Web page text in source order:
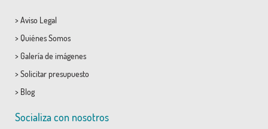
> Aviso Legal
> Quiénes Somos
> Galería de imágenes
> Solicitar presupuesto
> Blog
Socializa con nosotros